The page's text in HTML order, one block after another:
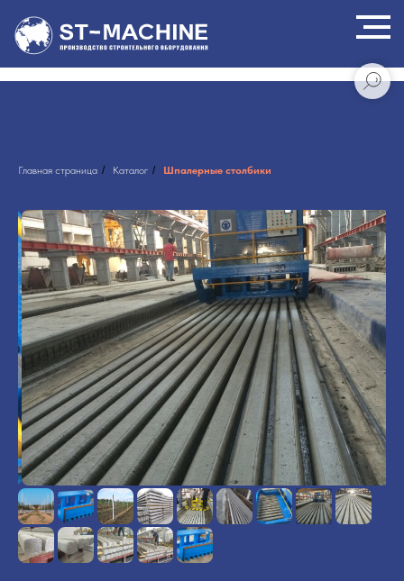
Главная страница / Каталог / Шпалерные столбики